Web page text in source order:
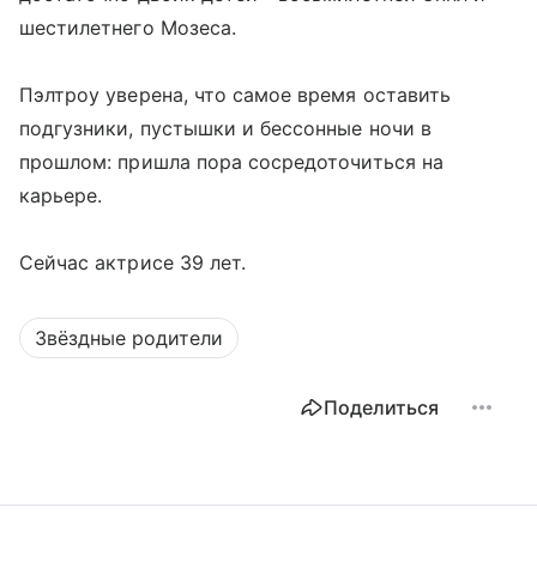
шестилетнего Мозеса.
Пэлтроу уверена, что самое время оставить
подгузники, пустышки и бессонные ночи в
прошлом: пришла пора сосредоточиться на
карьере.
Сейчас актрисе 39 лет.
Звёздные родители
Поделиться